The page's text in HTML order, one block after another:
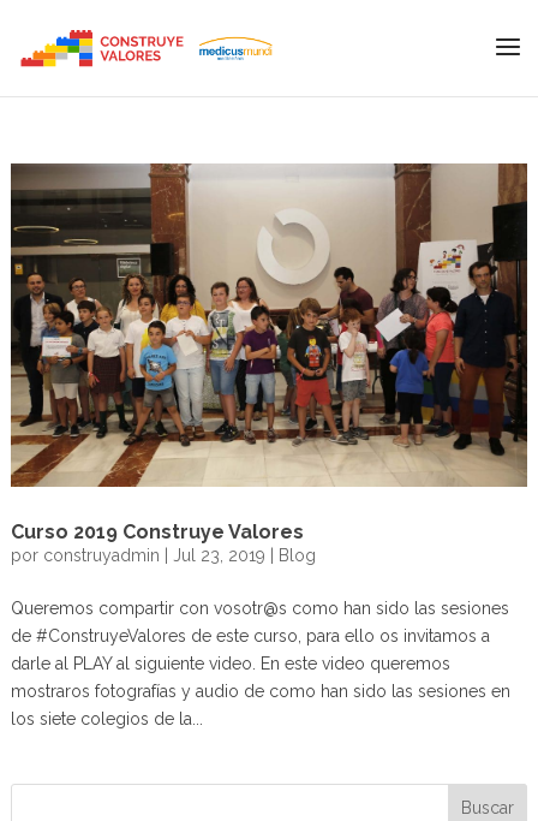
Curso 2019 Construye Valores
por construyadmin Jul 23, 2019 Blog
Queremos compartir con vosotr@s como han sido las sesiones
de #ConstruyeValores de este curso, para ello os invitamos a
darle al PLAY al siguiente video. En este video queremos
mostraros fotografías y audio de como han sido las sesiones en
los siete colegios de la...
Buscar